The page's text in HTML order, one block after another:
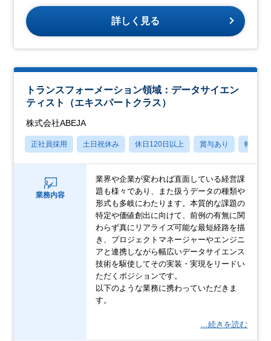
詳しく見る
トランスフォーメーション領域：データサイエン
ティスト（エキスパートクラス）
株式会社ABEJA
正社員採用 土日祝休み 休日120日以上 賞与あり 転勤な
業務内容
業界や企業が変われば直面している経営課
題も様々であり、また扱うデータの種類や
形式も多岐にわたります。本質的な課題の
特定や価値創出に向けて、前例の有無に関
わらず真にリアライズ可能な最短経路を描
き、プロジェクトマネージャーやエンジニ
アと連携しながら幅広いデータサイエンス
技術を駆使してその実装・実現をリードい
ただくポジションです。
以下のような業務に携わっていただきま
す。
…続きを読む